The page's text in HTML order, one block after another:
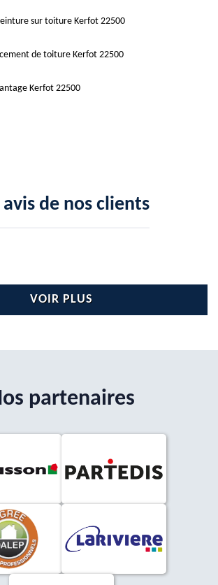
sur toiture Kerfot 22500
de toiture Kerfot 22500
Kerfot 22500
avis de nos clients
VOIR PLUS
partenaires